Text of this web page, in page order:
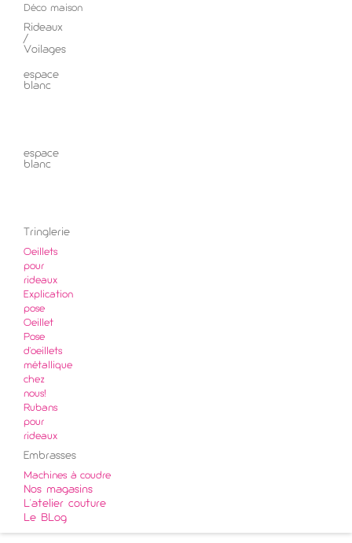
Déco maison
Rideaux
/
Voilages
espace
blanc
espace
blanc
Tringlerie
Oeillets
pour
rideaux
Explication
pose
Oeillet
Pose
d'oeillets
métallique
chez
nous!
Rubans
pour
rideaux
Embrasses
Machines à coudre
Nos magasins
L'atelier couture
Le BLog